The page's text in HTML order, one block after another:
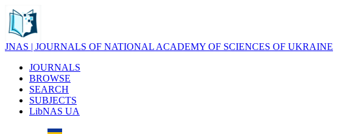
JNAS | JOURNALS OF NATIONAL ACADEMY OF SCIENCES OF UKRAINE
JOURNALS
BROWSE
SEARCH
SUBJECTS
LibNAS UA